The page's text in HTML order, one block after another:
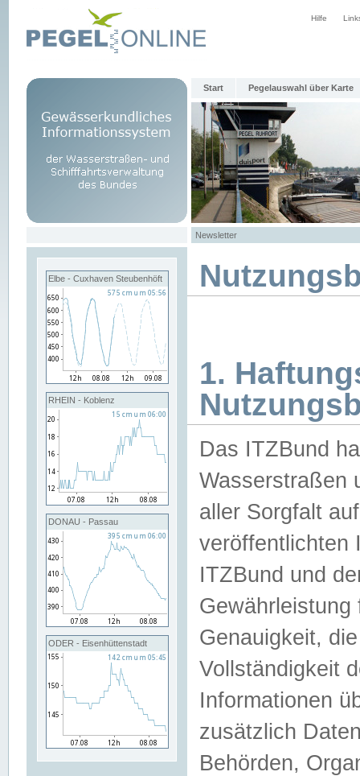
Hilfe
Start Pegelauswahl über Karte
Newsletter
Elbe - Cuxhaven Steubenhöft
RHEIN - Koblenz
DONAU - Passau
ODER - Eisenhüttenstadt
1.
Das ITZBund
Wasserstraßen
aller Sorgfalt
veröffentlichten
ITZBund und
Genauigkeit,
Vollständigkeit
Informationen
zusätzlich
Behörden,